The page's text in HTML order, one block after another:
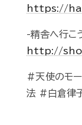
https://
-精舎へ行こ
http://
#天使のモ
法 #白倉律